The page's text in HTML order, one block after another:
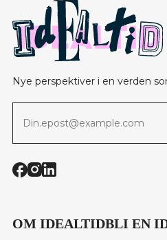
Nye perspektiver i en verden
OM IDEALTIDBLI EN